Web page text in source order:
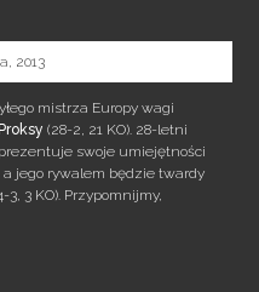
2013
mistrza Europy wagi
(28-2, 21 KO). 28-letni
swoje umiejętności
jego rywalem będzie twardy
3, 3 KO). Przypomnijmy,
G”